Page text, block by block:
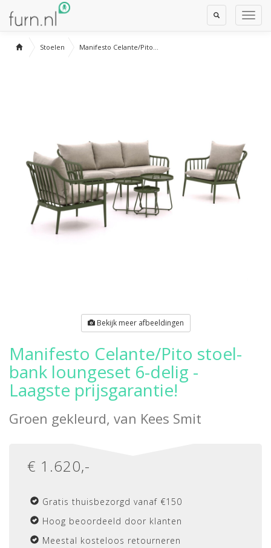
Toggle
Search
Stoelen Manifesto Celante/Pito...
Bekijk meer afbeeldingen
Manifesto Celante/Pito stoel-
bank loungeset 6-delig -
Laagste prijsgarantie!
Groen gekleurd, van Kees Smit
€ 1.620,-
Gratis thuisbezorgd vanaf €150
Hoog beoordeeld door klanten
Meestal kosteloos retourneren